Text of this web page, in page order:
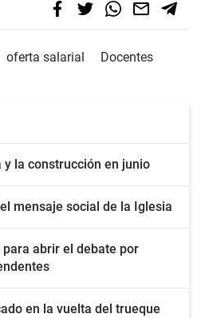
oferta salarial Docentes
la construcción en junio
mensaje social de la Iglesia
para abrir el debate por
en la vuelta del trueque